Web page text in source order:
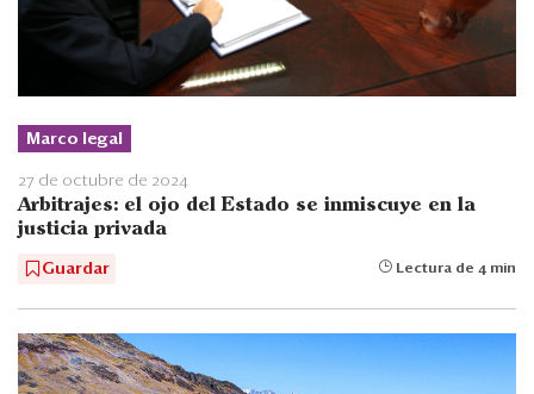
Marco legal
27 de octubre de 2024
Arbitrajes: el ojo del Estado se inmiscuye en la
justicia privada
Guardar Lectura de 4 min